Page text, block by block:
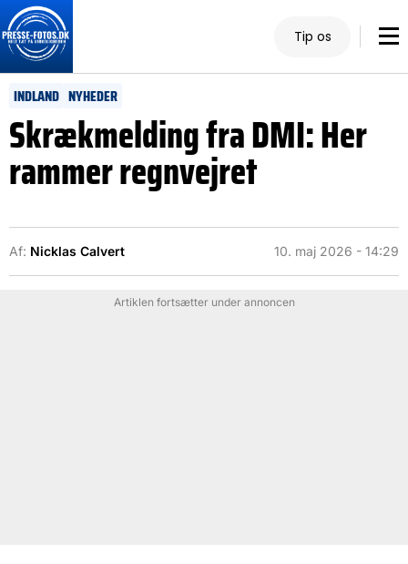
Tip os
INDLAND NYHEDER
Skrækmelding fra DMI: Her
rammer regnvejret
Af: Nicklas Calvert 10. maj 2026 - 14:29
Artiklen fortsætter under annoncen